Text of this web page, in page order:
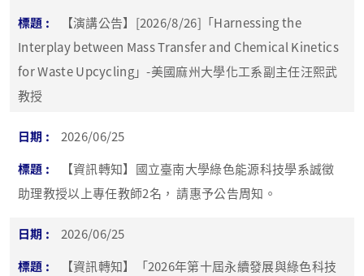
【演講公告】[2026/8/26]「Harnessing the
Interplay between Mass Transfer and Chemical Kinetics
for Waste Upcycling」-美國麻州大學化工系副主任汪熙武
教授
2026/06/25
【資訊轉知】國立臺南大學綠色能源科技學系誠徵
助理教授以上專任教師2名， 請惠予公告周知。
2026/06/25
【資訊轉知】「2026年第十屆永續發展與綠色科技